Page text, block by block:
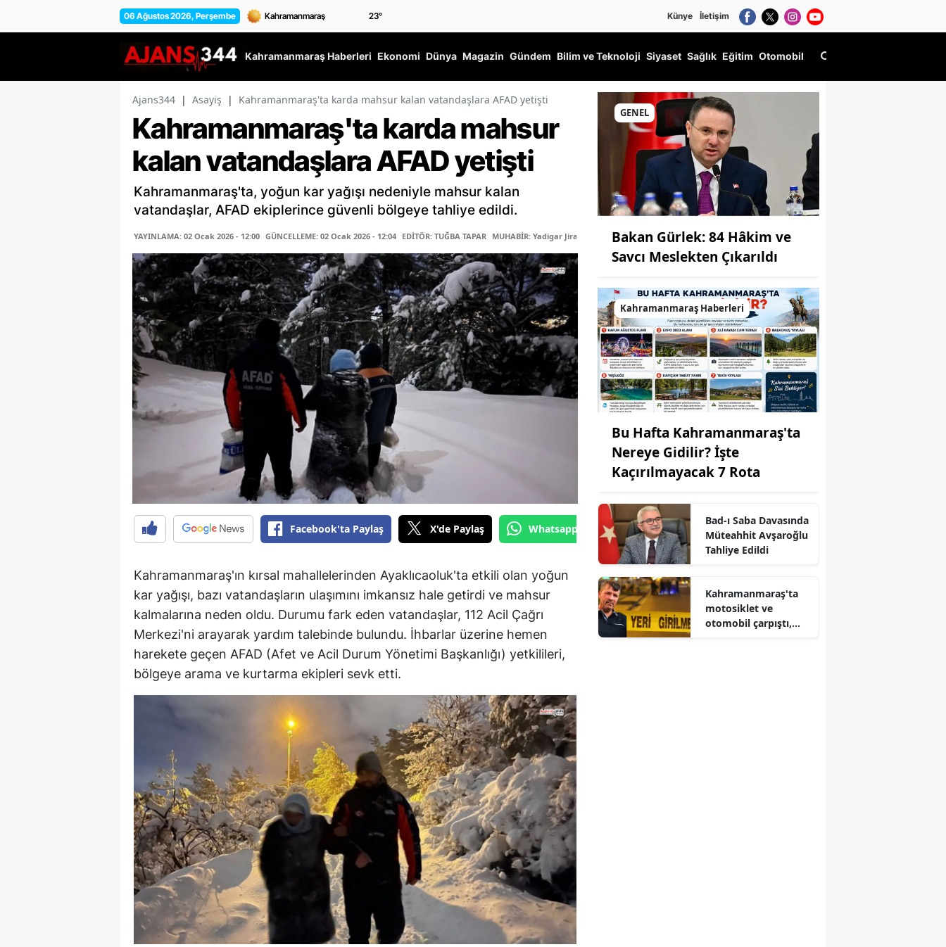
06 Ağustos 2026, Perşembe 23° Künye İletişim
Kahramanmaraş Haberleri Ekonomi Dünya Magazin Gündem Bilim ve Teknoloji Siyaset Sağlık Eğitim Otomobil
Ajans344 | Asayiş | Kahramanmaraş'ta karda mahsur kalan vatandaşlara AFAD yetişti
Kahramanmaraş'ta karda mahsur
kalan vatandaşlara AFAD yetişti
Kahramanmaraş'ta, yoğun kar yağışı nedeniyle mahsur kalan
vatandaşlar, AFAD ekiplerince güvenli bölgeye tahliye edildi.
YAYINLAMA: 02 Ocak 2026 - 12:00 GÜNCELLEME: 02 Ocak 2026 - 12:04 EDİTÖR: TUĞBA TAPAR MUHABİR: Yadigar Jira
Facebook'ta Paylaş X'de Paylaş Whatsapp'tan Gönder
Kahramanmaraş'ın kırsal mahallelerinden Ayaklıcaoluk'ta etkili olan yoğun
kar yağışı, bazı vatandaşların ulaşımını imkansız hale getirdi ve mahsur
kalmalarına neden oldu. Durumu fark eden vatandaşlar, 112 Acil Çağrı
Merkezi'ni arayarak yardım talebinde bulundu. İhbarlar üzerine hemen
harekete geçen AFAD (Afet ve Acil Durum Yönetimi Başkanlığı) yetkilileri,
bölgeye arama ve kurtarma ekipleri sevk etti.
GENEL
Bakan Gürlek: 84 Hâkim ve
Savcı Meslekten Çıkarıldı
Kahramanmaraş Haberleri
Bu Hafta Kahramanmaraş'ta
Nereye Gidilir? İşte
Kaçırılmayacak 7 Rota
Bad-ı Saba Davasında
Müteahhit Avşaroğlu
Tahliye Edildi
Kahramanmaraş'ta
motosiklet ve
otomobil çarpıştı,